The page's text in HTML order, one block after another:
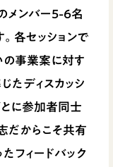
メンバー5-6名
各セッションで
の事業案に対す
たディスカッシ
とに参加者同士
だからこそ共有
フィードバック